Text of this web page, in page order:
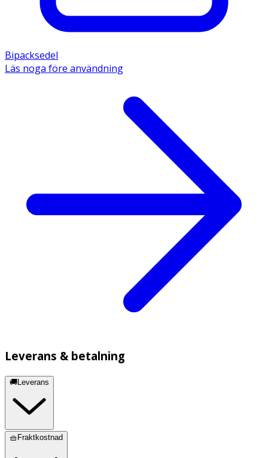
Bipacksedel
Läs noga före användning
Leverans & betalning
🚚Leverans
🧺Fraktkostnad